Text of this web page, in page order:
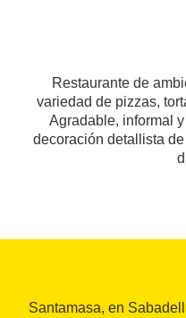
Restaurante de
variedad de pizzas,
Agradable, informal
decoración detallista
Santamasa, en